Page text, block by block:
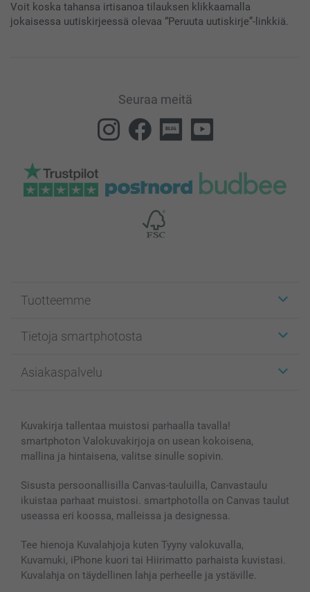
Voit koska tahansa irtisanoa tilauksen klikkaamalla
jokaisessa uutiskirjeessä olevaa “Peruuta uutiskirje”-linkkiä.
Seuraa meitä
Tuotteemme
Kuvakortit
Kuvakirjat
Kännykkä & Tabletti
MyNameBook
Valokuvakehykset & Lisätarvikkeet
Lahjakortti
Kaikki kuvatuotteet
Tietoja smartphotosta
Affiliate ohjelma
Sivukartta
Ehdot/takuut
Asiakaspalvelu
smartbonus
Hinnat & maksutavat
Kuvakirja tallentaa muistosi parhaalla tavalla!
smartphoton Valokuvakirjoja on usean kokoisena,
mallina ja hintaisena, valitse sinulle sopivin.
Sisusta persoonallisilla Canvas-tauluilla, Canvastaulu
ikuistaa parhaat muistosi. smartphotolla on Canvas taulut
useassa eri koossa, malleissa ja designessa.
Tee hienoja Kuvalahjoja kuten Tyyny valokuvalla,
Kuvamuki, iPhone kuori tai Hiirimatto parhaista kuvistasi.
Kuvalahja on täydellinen lahja perheelle ja ystäville.